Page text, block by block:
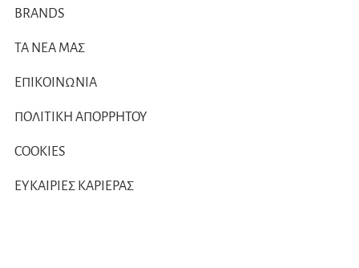
BRANDS
ΤΑ ΝΕΑ ΜΑΣ
ΕΠΙΚΟΙΝΩΝΙΑ
ΠΟΛΙΤΙΚΗ ΑΠΟΡΡΗΤΟΥ
COOKIES
ΕΥΚΑΙΡΙΕΣ ΚΑΡΙΕΡΑΣ